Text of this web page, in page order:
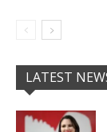
LATEST